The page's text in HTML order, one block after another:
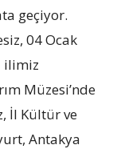
geçiyor.
04 Ocak
ilimiz
Müzesi’nde
İl Kültür ve
Antakya